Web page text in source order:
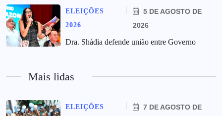
ELEIÇÕES
2026
5 DE AGOSTO DE
2026
Dra. Shádia defende união entre Governo
Mais lidas
ELEIÇÕES
7 DE AGOSTO DE